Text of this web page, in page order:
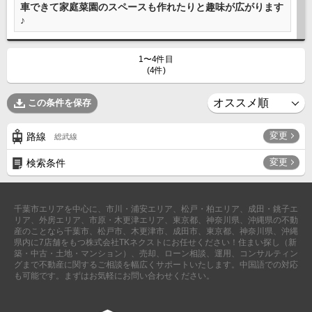
車できて家庭菜園のスペースも作れたりと趣味が広がります
♪
1〜4件目
(4件)
この条件を保存
路線 総武線 変更
検索条件 変更
千葉市エリアを中心に、市川・浦安エリア、松戸・柏エリア、成田・銚子エ
リア、外房エリア、市原・木更津エリア、東京都、神奈川県、沖縄県の不動
産のことなら千葉市、松戸市、木更津市、成田市、東京都、神奈川県、沖縄
県内に7店舗をもつ株式会社TKネクストにお任せください！住まい探し（新
築・中古・土地・マンション）、売却、ローン相談、運用、コンサルティン
グまで不動産に関するご相談を幅広くサポートいたします。中国語での対応
も可能です。まずはお気軽にお問い合わせください。
お客様の声
全店舗営業社員募集！